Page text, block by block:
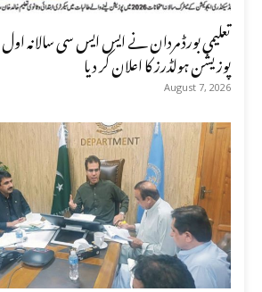
پوزیشن ہولڈرز کا اعلان کر دیا
August 7, 2026